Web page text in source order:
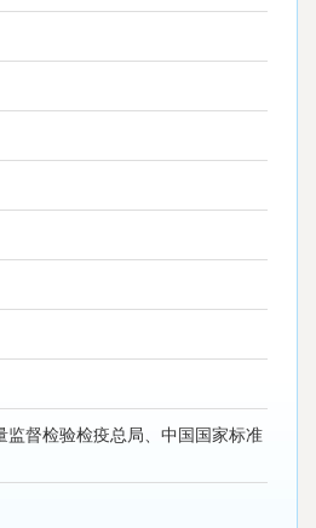
监督检验检疫总局、中国国家标准